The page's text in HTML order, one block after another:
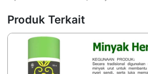
Produk Terkait